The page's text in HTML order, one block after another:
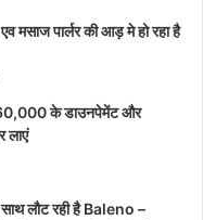
मसाज पार्लर की आड़ मे हो रहा है
के डाउनपेमेंट और
लाएं
लौट रही है Baleno –